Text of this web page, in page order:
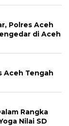
Polres Aceh
di Aceh
Aceh Tengah
Rangka
Nilai SD